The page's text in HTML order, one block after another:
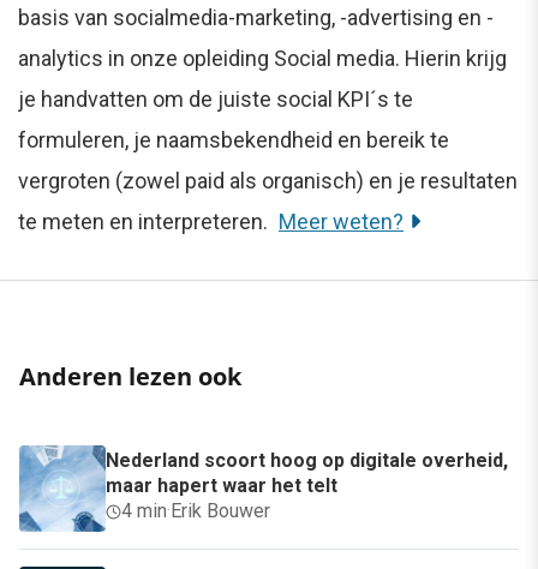
basis van socialmedia-marketing, -advertising en -
analytics in onze opleiding Social media. Hierin krijg
je handvatten om de juiste social KPI´s te
formuleren, je naamsbekendheid en bereik te
vergroten (zowel paid als organisch) en je resultaten
te meten en interpreteren. Meer weten?
Anderen lezen ook
Nederland scoort hoog op digitale overheid,
maar hapert waar het telt
4 min·Erik Bouwer